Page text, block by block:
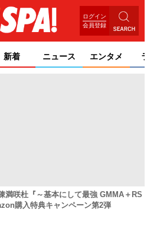
ログイン
会員登録
新着 ニュース エンタメ
満咲杜『～基本にして最強 GMMA＋RS
購入特典キャンペーン第2弾